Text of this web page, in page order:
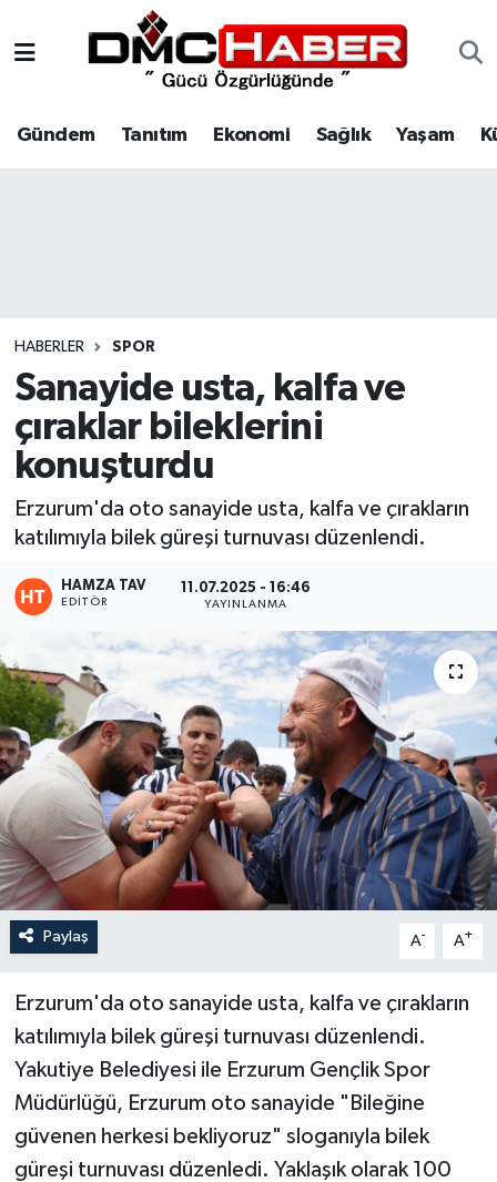
Gündem Tanıtım Ekonomi Sağlık Yaşam
HABERLER SPOR
Sanayide usta, kalfa ve
çıraklar bileklerini
konuşturdu
Erzurum'da oto sanayide usta, kalfa ve çırakların
katılımıyla bilek güreşi turnuvası düzenlendi.
HAMZA TAV
EDITÖR
11.07.2025 - 16:46
YAYINLANMA
Paylaş A- A+
Erzurum'da oto sanayide usta, kalfa ve çırakların
katılımıyla bilek güreşi turnuvası düzenlendi.
Yakutiye Belediyesi ile Erzurum Gençlik Spor
Müdürlüğü, Erzurum oto sanayide "Bileğine
güvenen herkesi bekliyoruz" sloganıyla bilek
güreşi turnuvası düzenledi. Yaklaşık olarak 100
Tanıtım
Spor
Siyaset
Eğitim
Teknoloji
Asayiş
Resmi İlan
Nöbetçi Eczaneler
Hava Durumu
Haber Arşivi